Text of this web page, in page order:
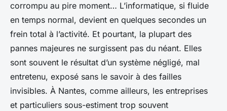
corrompu au pire moment… L’informatique, si fluide
en temps normal, devient en quelques secondes un
frein total à l’activité. Et pourtant, la plupart des
pannes majeures ne surgissent pas du néant. Elles
sont souvent le résultat d’un système négligé, mal
entretenu, exposé sans le savoir à des failles
invisibles. À Nantes, comme ailleurs, les entreprises
et particuliers sous-estiment trop souvent